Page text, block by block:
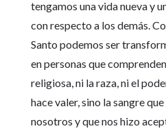
tengamos una vida nueva y
con respecto a los demás.
Santo podemos ser
en personas que
religiosa, ni la raza, ni el
hace valer, sino la sangre
nosotros y que nos hizo